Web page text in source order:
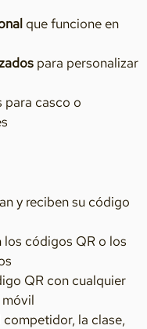
que funcione en
para personalizar
para casco o
y reciben su código
códigos QR o los
QR con cualquier
la clase,